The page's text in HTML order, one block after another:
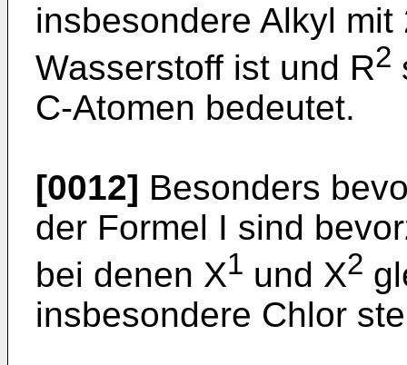
insbesondere Alkyl
Wasserstoff ist und R2
C-Atomen bedeutet.
[0012] Besonders
der Formel I sind
bei denen X1 und X2
insbesondere Chlor